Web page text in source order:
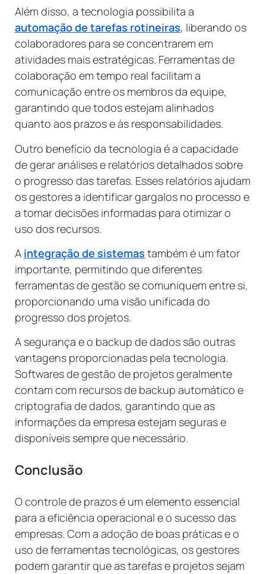
Além disso, a tecnologia possibilita a
automação de tarefas rotineiras, liberando os
colaboradores para se concentrarem em
atividades mais estratégicas. Ferramentas de
colaboração em tempo real facilitam a
comunicação entre os membros da equipe,
garantindo que todos estejam alinhados
quanto aos prazos e às responsabilidades.
Outro benefício da tecnologia é a capacidade
de gerar análises e relatórios detalhados sobre
o progresso das tarefas. Esses relatórios ajudam
os gestores a identificar gargalos no processo e
a tomar decisões informadas para otimizar o
uso dos recursos.
A integração de sistemas também é um fator
importante, permitindo que diferentes
ferramentas de gestão se comuniquem entre si,
proporcionando uma visão unificada do
progresso dos projetos.
A segurança e o backup de dados são outras
vantagens proporcionadas pela tecnologia.
Softwares de gestão de projetos geralmente
contam com recursos de backup automático e
criptografia de dados, garantindo que as
informações da empresa estejam seguras e
disponíveis sempre que necessário.
Conclusão
O controle de prazos é um elemento essencial
para a eficiência operacional e o sucesso das
empresas. Com a adoção de boas práticas e o
uso de ferramentas tecnológicas, os gestores
podem garantir que as tarefas e projetos sejam